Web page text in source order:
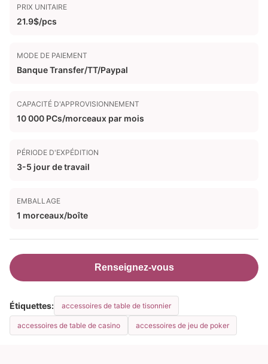
PRIX UNITAIRE
21.9$/pcs
MODE DE PAIEMENT
Banque Transfer/TT/Paypal
CAPACITÉ D'APPROVISIONNEMENT
10 000 PCs/morceaux par mois
PÉRIODE D'EXPÉDITION
3-5 jour de travail
EMBALLAGE
1 morceaux/boîte
Renseignez-vous
Étiquettes: accessoires de table de tisonnier
accessoires de table de casino accessoires de jeu de poker